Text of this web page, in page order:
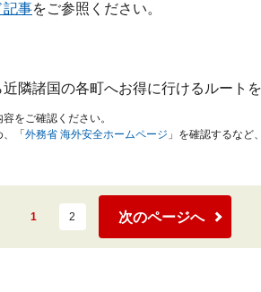
記事をご参照ください。
隣諸国の各町へお得に行けるルート
をご確認ください。
「 外務省 海外安全ホームページ 」を確認するなど
1 2 次のページへ